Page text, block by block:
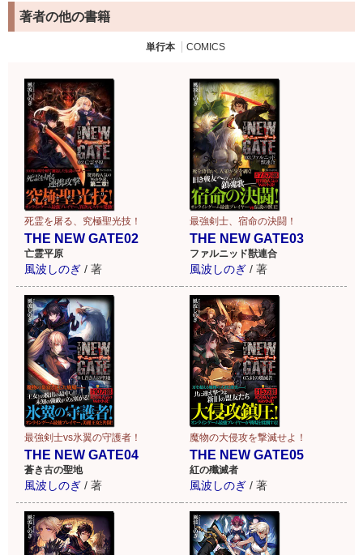
著者の他の書籍
単行本 COMICS
死霊を屠る、究極聖光技！
THE NEW GATE02
亡霊平原
風波しのぎ / 著
最強剣士、宿命の決闘！
THE NEW GATE03
ファルニッド獣連合
風波しのぎ / 著
最強剣士vs氷翼の守護者！
THE NEW GATE04
蒼き古の聖地
風波しのぎ / 著
魔物の大侵攻を撃滅せよ！
THE NEW GATE05
紅の殲滅者
風波しのぎ / 著